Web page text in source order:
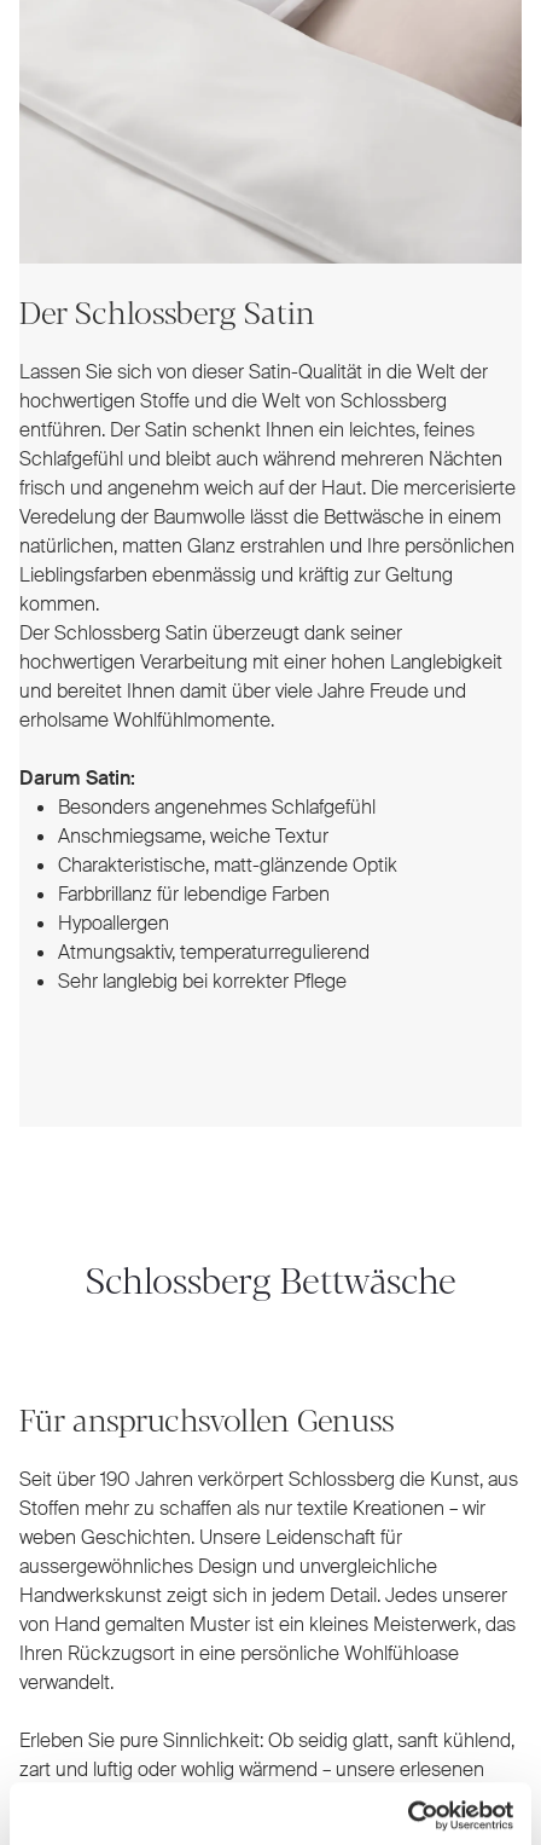
Der Schlossberg Satin
Lassen Sie sich von dieser Satin-Qualität in die Welt der
hochwertigen Stoffe und die Welt von Schlossberg
entführen. Der Satin schenkt Ihnen ein leichtes, feines
Schlafgefühl und bleibt auch während mehreren Nächten
frisch und angenehm weich auf der Haut. Die mercerisierte
Veredelung der Baumwolle lässt die Bettwäsche in einem
natürlichen, matten Glanz erstrahlen und Ihre persönlichen
Lieblingsfarben ebenmässig und kräftig zur Geltung
kommen.
Der Schlossberg Satin überzeugt dank seiner
hochwertigen Verarbeitung mit einer hohen Langlebigkeit
und bereitet Ihnen damit über viele Jahre Freude und
erholsame Wohlfühlmomente.
Darum Satin:
Besonders angenehmes Schlafgefühl
Anschmiegsame, weiche Textur
Charakteristische, matt-glänzende Optik
Farbbrillanz für lebendige Farben
Hypoallergen
Atmungsaktiv, temperaturregulierend
Sehr langlebig bei korrekter Pflege
Schlossberg Bettwäsche
Für anspruchsvollen Genuss
Seit über 190 Jahren verkörpert Schlossberg die Kunst, aus
Stoffen mehr zu schaffen als nur textile Kreationen – wir
weben Geschichten. Unsere Leidenschaft für
aussergewöhnliches Design und unvergleichliche
Handwerkskunst zeigt sich in jedem Detail. Jedes unserer
von Hand gemalten Muster ist ein kleines Meisterwerk, das
Ihren Rückzugsort in eine persönliche Wohlfühloase
verwandelt.
Erleben Sie pure Sinnlichkeit: Ob seidig glatt, sanft kühlend,
zart und luftig oder wohlig wärmend – unsere erlesenen
Stoffe passen sich Ihrem Komfort an und lassen Sie mit
jeder Berührung eine neue Facette der Behaglichkeit